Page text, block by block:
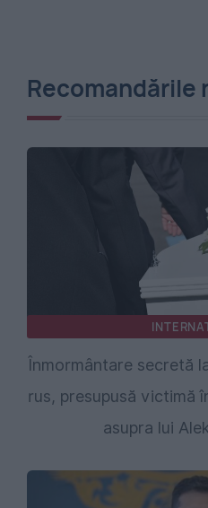
Recomandările
Înmormântare secretă
rus, presupusă victimă
asupra lui